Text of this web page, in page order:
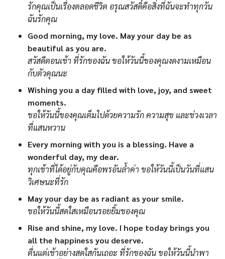
รักคุณเป็นเรื่องตลอดชีวิต อรุณสวัสดิ์คือสิ่งที่ฉันจะทำทุกวัน
ฉันรักคุณ
Good morning, my love. May your day be as
beautiful as you are.
สวัสดีตอนเช้า ที่รักของฉัน ขอให้วันนี้ของคุณงดงามเหมือน
กับตัวคุณนะ
Wishing you a day filled with love, joy, and sweet
moments.
ขอให้วันนี้ของคุณเต็มไปด้วยความรัก ความสุข และช่วงเวลา
ที่แสนหวาน
Every morning with you is a blessing. Have a
wonderful day, my dear.
ทุกเช้าที่ได้อยู่กับคุณคือพรอันล้ำค่า ขอให้วันนี้เป็นวันที่แสน
วิเศษนะที่รัก
May your day be as radiant as your smile.
ขอให้วันนี้สดใสเหมือนรอยยิ้มของคุณ
Rise and shine, my love. I hope today brings you
all the happiness you deserve.
ตื่นแต่เช้าอย่างสดใสกันเถอะ ที่รักของฉัน ขอให้วันนี้นำพา